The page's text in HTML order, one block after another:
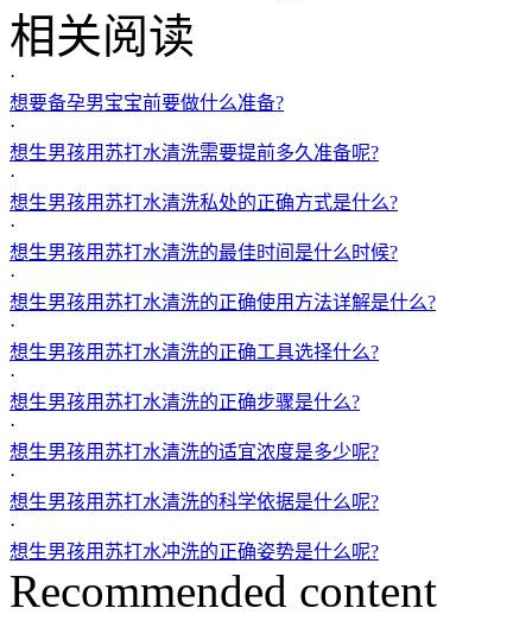
相关阅读
·
想要备孕男宝宝前要做什么准备?
·
想生男孩用苏打水清洗需要提前多久准备呢?
·
想生男孩用苏打水清洗私处的正确方式是什么?
·
想生男孩用苏打水清洗的最佳时间是什么时候?
·
想生男孩用苏打水清洗的正确使用方法详解是什么?
·
想生男孩用苏打水清洗的正确工具选择什么?
·
想生男孩用苏打水清洗的正确步骤是什么?
·
想生男孩用苏打水清洗的适宜浓度是多少呢?
·
想生男孩用苏打水清洗的科学依据是什么呢?
·
想生男孩用苏打水冲洗的正确姿势是什么呢?
Recommended content